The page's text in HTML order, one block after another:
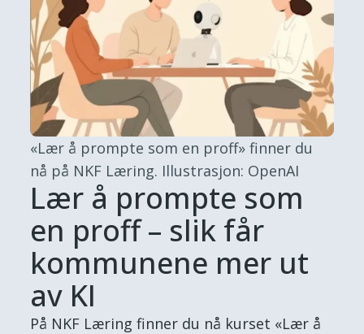
«Lær å prompte som en proff» finner du
nå på NKF Læring. Illustrasjon: OpenAI
Lær å prompte som
en proff – slik får
kommunene mer ut
av KI
På NKF Læring finner du nå kurset «Lær å